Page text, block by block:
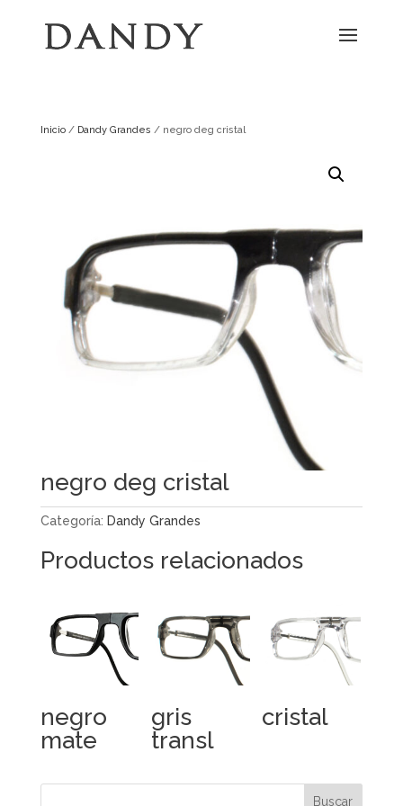
Inicio/ Dandy Grandes / negro deg cristal
negro deg cristal
Categoría: Dandy Grandes
Productos relacionados
negro
mate
gris
transl
cristal